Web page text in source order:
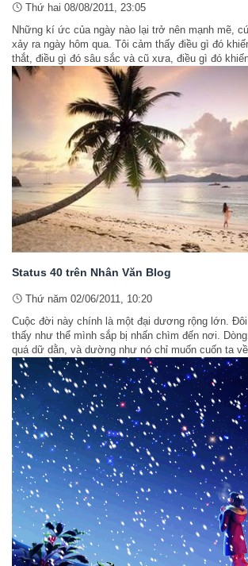
Thứ hai 08/08/2011, 23:05
Những kí ức của ngày nào lại trở nên mạnh mẽ,
xảy ra ngày hôm qua. Tôi cảm thấy điều gì đó
thắt, điều gì đó sâu sắc và cũ xưa, điều gì đó
Status 40 trên Nhân Văn Blog
Thứ năm 02/06/2011, 10:20
Cuộc đời này chính là một đại dương rộng lớn.
thấy như thể mình sắp bị nhấn chìm đến nơi.
quá dữ dằn, và dường như nó chỉ muốn cuốn ta